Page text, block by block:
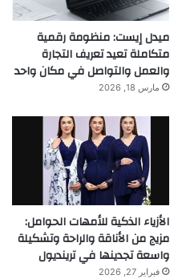
ميدل إيست: منظومة رقمية
متكاملة تعيد تعريف التجارة
والعمل والتواصل في مكان واحد
مارس 18, 2026
الأزياء الذكية للأمهات الحوامل:
مزيج من الأناقة والراحة وتشكيلة
واسعة تجدينها في ترينديول
فبراير 27, 2026